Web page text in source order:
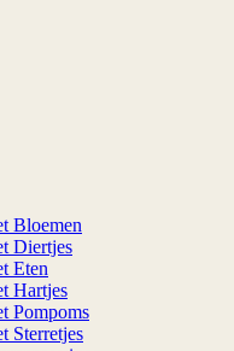
Bloemen
Diertjes
Eten
Hartjes
Pompoms
Sterretjes